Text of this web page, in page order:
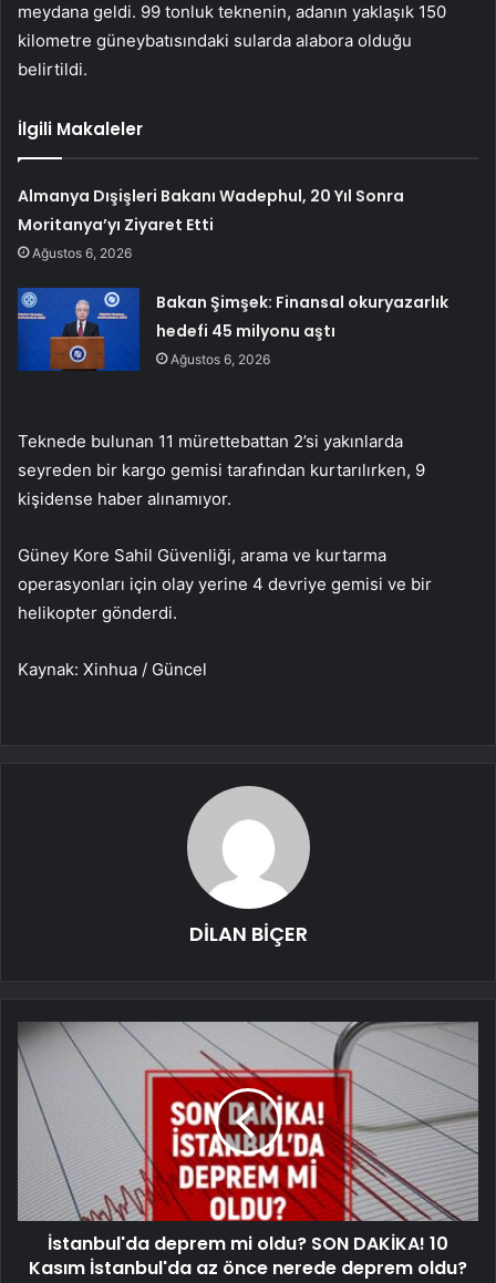
meydana geldi. 99 tonluk teknenin, adanın yaklaşık 150
kilometre güneybatısındaki sularda alabora olduğu
belirtildi.
İlgili Makaleler
Almanya Dışişleri Bakanı Wadephul, 20 Yıl Sonra
Moritanya’yı Ziyaret Etti
Ağustos 6, 2026
Bakan Şimşek: Finansal okuryazarlık
hedefi 45 milyonu aştı
Ağustos 6, 2026
Teknede bulunan 11 mürettebattan 2’si yakınlarda
seyreden bir kargo gemisi tarafından kurtarılırken, 9
kişidense haber alınamıyor.
Güney Kore Sahil Güvenliği, arama ve kurtarma
operasyonları için olay yerine 4 devriye gemisi ve bir
helikopter gönderdi.
Kaynak: Xinhua / Güncel
DİLAN BİÇER
İstanbul'da deprem mi oldu? SON DAKİKA! 10
Kasım İstanbul'da az önce nerede deprem oldu?